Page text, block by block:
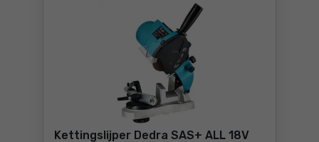
Kettingslijper Dedra SAS+ ALL 18V